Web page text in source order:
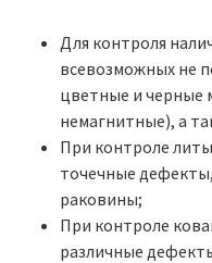
Для контроля
всевозможных не
цветные и черные
немагнитные), а
При контроле
точечные
раковины;
При контроле
различные